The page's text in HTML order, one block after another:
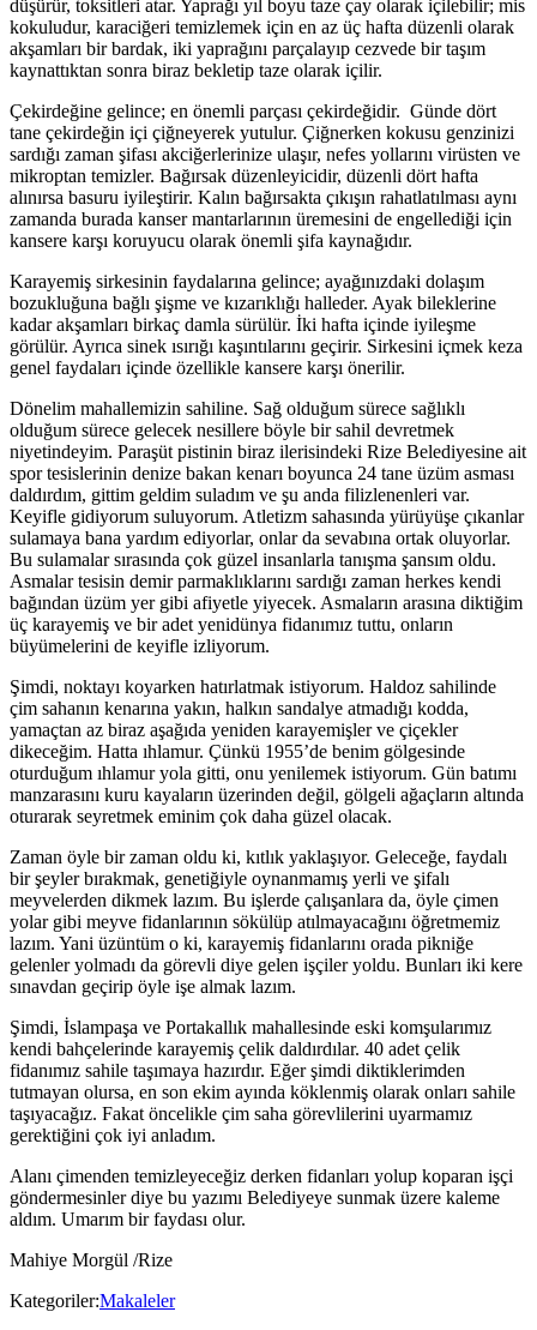
düşürür, toksitleri atar. Yaprağı yıl boyu taze çay olarak içilebilir; mis
kokuludur, karaciğeri temizlemek için en az üç hafta düzenli olarak
akşamları bir bardak, iki yaprağını parçalayıp cezvede bir taşım
kaynattıktan sonra biraz bekletip taze olarak içilir.
Çekirdeğine gelince; en önemli parçası çekirdeğidir. Günde dört
tane çekirdeğin içi çiğneyerek yutulur. Çiğnerken kokusu genzinizi
sardığı zaman şifası akciğerlerinize ulaşır, nefes yollarını virüsten ve
mikroptan temizler. Bağırsak düzenleyicidir, düzenli dört hafta
alınırsa basuru iyileştirir. Kalın bağırsakta çıkışın rahatlatılması aynı
zamanda burada kanser mantarlarının üremesini de engellediği için
kansere karşı koruyucu olarak önemli şifa kaynağıdır.
Karayemiş sirkesinin faydalarına gelince; ayağınızdaki dolaşım
bozukluğuna bağlı şişme ve kızarıklığı halleder. Ayak bileklerine
kadar akşamları birkaç damla sürülür. İki hafta içinde iyileşme
görülür. Ayrıca sinek ısırığı kaşıntılarını geçirir. Sirkesini içmek keza
genel faydaları içinde özellikle kansere karşı önerilir.
Dönelim mahallemizin sahiline. Sağ olduğum sürece sağlıklı
olduğum sürece gelecek nesillere böyle bir sahil devretmek
niyetindeyim. Paraşüt pistinin biraz ilerisindeki Rize Belediyesine ait
spor tesislerinin denize bakan kenarı boyunca 24 tane üzüm asması
daldırdım, gittim geldim suladım ve şu anda filizlenenleri var.
Keyifle gidiyorum suluyorum. Atletizm sahasında yürüyüşe çıkanlar
sulamaya bana yardım ediyorlar, onlar da sevabına ortak oluyorlar.
Bu sulamalar sırasında çok güzel insanlarla tanışma şansım oldu.
Asmalar tesisin demir parmaklıklarını sardığı zaman herkes kendi
bağından üzüm yer gibi afiyetle yiyecek. Asmaların arasına diktiğim
üç karayemiş ve bir adet yenidünya fidanımız tuttu, onların
büyümelerini de keyifle izliyorum.
Şimdi, noktayı koyarken hatırlatmak istiyorum. Haldoz sahilinde
çim sahanın kenarına yakın, halkın sandalye atmadığı kodda,
yamaçtan az biraz aşağıda yeniden karayemişler ve çiçekler
dikeceğim. Hatta ıhlamur. Çünkü 1955’de benim gölgesinde
oturduğum ıhlamur yola gitti, onu yenilemek istiyorum. Gün batımı
manzarasını kuru kayaların üzerinden değil, gölgeli ağaçların altında
oturarak seyretmek eminim çok daha güzel olacak.
Zaman öyle bir zaman oldu ki, kıtlık yaklaşıyor. Geleceğe, faydalı
bir şeyler bırakmak, genetiğiyle oynanmamış yerli ve şifalı
meyvelerden dikmek lazım. Bu işlerde çalışanlara da, öyle çimen
yolar gibi meyve fidanlarının sökülüp atılmayacağını öğretmemiz
lazım. Yani üzüntüm o ki, karayemiş fidanlarını orada pikniğe
gelenler yolmadı da görevli diye gelen işçiler yoldu. Bunları iki kere
sınavdan geçirip öyle işe almak lazım.
Şimdi, İslampaşa ve Portakallık mahallesinde eski komşularımız
kendi bahçelerinde karayemiş çelik daldırdılar. 40 adet çelik
fidanımız sahile taşımaya hazırdır. Eğer şimdi diktiklerimden
tutmayan olursa, en son ekim ayında köklenmiş olarak onları sahile
taşıyacağız. Fakat öncelikle çim saha görevlilerini uyarmamız
gerektiğini çok iyi anladım.
Alanı çimenden temizleyeceğiz derken fidanları yolup koparan işçi
göndermesinler diye bu yazımı Belediyeye sunmak üzere kaleme
aldım. Umarım bir faydası olur.
Mahiye Morgül /Rize
Kategoriler:Makaleler